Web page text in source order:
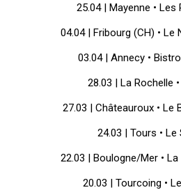
25.04 | Mayenne • Les
04.04 | Fribourg (CH) • Le
03.04 | Annecy •
28.03 | La Rochelle
27.03 | Châteauroux • Le
24.03 | Tours • Le
22.03 | Boulogne/Mer • La
20.03 | Tourcoing •